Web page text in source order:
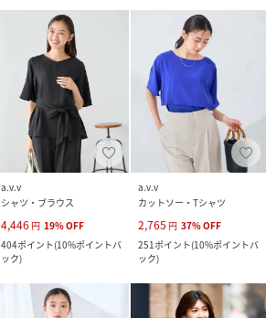
a.v.v
シャツ・ブラウス
4,446 円 19%OFF
404ポイント(10%ポイントバ
ック)
a.v.v
カットソー・Tシャツ
2,765 円 37%OFF
251ポイント(10%ポイントバ
ック)